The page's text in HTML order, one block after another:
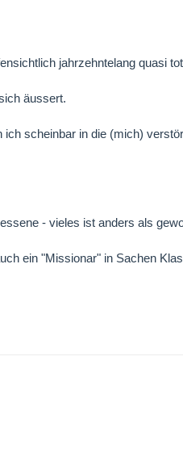
jahrzehntelang quasi
äussert.
scheinbar in die (mich)
- vieles ist anders als
ein "Missionar" in Sachen